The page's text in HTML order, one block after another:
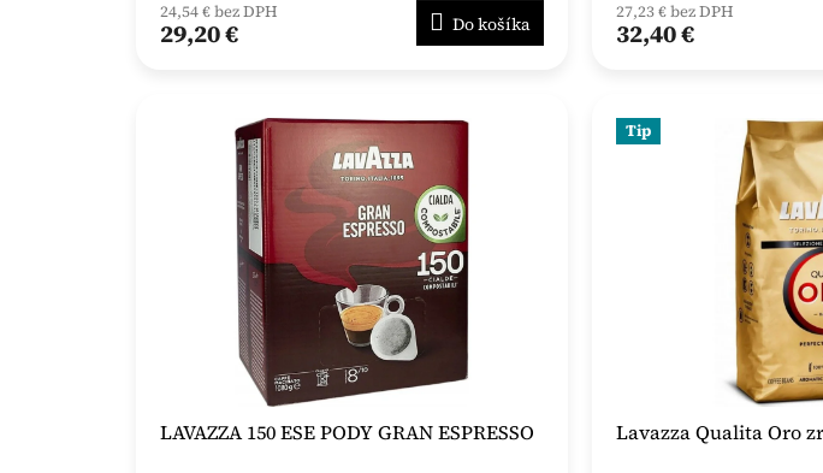
24,54 € bez DPH
29,20 € Do košíka
27,23 € bez DPH
32,40 €
LAVAZZA 150 ESE PODY GRAN ESPRESSO
Tip
Lavazza Qualita Oro